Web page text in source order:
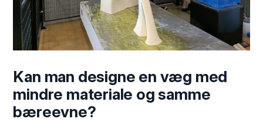
Kan man designe en væg med
mindre materiale og samme
bæreevne?